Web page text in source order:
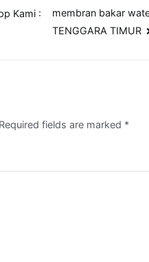
Kami :
membran bakar
TENGGARA TIMUR
Required fields are marked *